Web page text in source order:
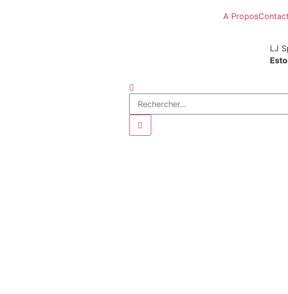
A ProposContact
LJ